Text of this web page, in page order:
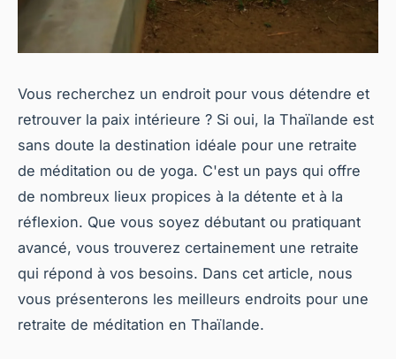
Vous recherchez un endroit pour vous détendre et
retrouver la paix intérieure ? Si oui, la Thaïlande est
sans doute la destination idéale pour une retraite
de méditation ou de yoga. C'est un pays qui offre
de nombreux lieux propices à la détente et à la
réflexion. Que vous soyez débutant ou pratiquant
avancé, vous trouverez certainement une retraite
qui répond à vos besoins. Dans cet article, nous
vous présenterons les meilleurs endroits pour une
retraite de méditation en Thaïlande.